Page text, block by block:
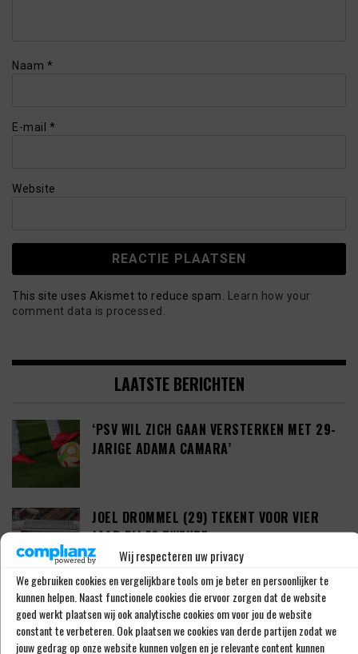
Wij respecteren uw privacy
We gebruiken cookies en vergelijkbare tools om je beter en persoonlijker te
kunnen helpen. Naast functionele cookies die ervoor zorgen dat de website
goed werkt plaatsen wij ook analytische cookies om voor jou de website
constant te verbeteren. Ook plaatsen we cookies van derde partijen zodat we
jouw gedrag op onze website kunnen volgen en je relevante content kunnen
Naam *
E-mail *
Website
This site uses Akismet to reduce spam.
Learn how your
comment data is processed.
LAATSTE BERICHTEN
‘PSV WIL ZICH GAAN VERSTERKEN MET 29-
JARIGE ADAMA CAMARA’
JOEL DROMMEL (29) TEKENT VOOR VIER
JAAR BIJ FC TWENTE
‘COUHAIB DRIOUECH ZOU EEN PRIMA
SPELER ZIJN VOOR FEYENOORD’